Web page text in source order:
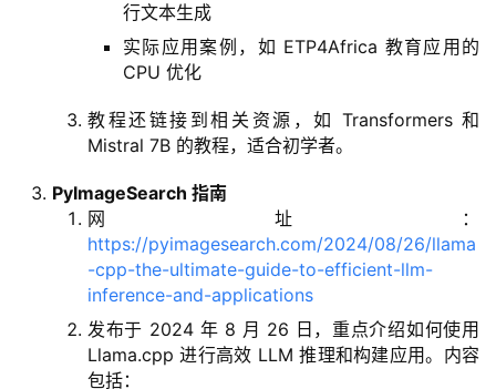
行文本生成
实际应用案例，如 ETP4Africa 教育应用的
CPU 优化
教程还链接到相关资源，如 Transformers 和
Mistral 7B 的教程，适合初学者。
PyImageSearch 指南
网址：
https://pyimagesearch.com/2024/08/26/llama
-cpp-the-ultimate-guide-to-efficient-llm-
inference-and-applications
发布于 2024 年 8 月 26 日，重点介绍如何使用
Llama.cpp 进行高效 LLM 推理和构建应用。内容
包括：